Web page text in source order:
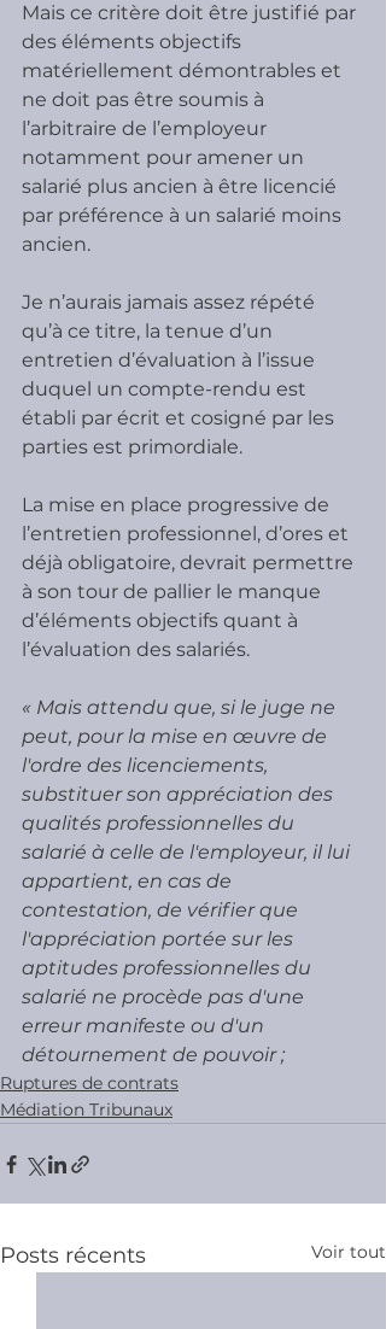
Mais ce critère doit être justifié par
des éléments objectifs
matériellement démontrables et
ne doit pas être soumis à
l’arbitraire de l’employeur
notamment pour amener un
salarié plus ancien à être licencié
par préférence à un salarié moins
ancien.
Je n’aurais jamais assez répété
qu’à ce titre, la tenue d’un
entretien d’évaluation à l’issue
duquel un compte-rendu est
établi par écrit et cosigné par les
parties est primordiale.
La mise en place progressive de
l’entretien professionnel, d’ores et
déjà obligatoire, devrait permettre
à son tour de pallier le manque
d’éléments objectifs quant à
l’évaluation des salariés.
« Mais attendu que, si le juge ne
peut, pour la mise en œuvre de
l'ordre des licenciements,
substituer son appréciation des
qualités professionnelles du
salarié à celle de l'employeur, il lui
appartient, en cas de
contestation, de vérifier que
l'appréciation portée sur les
aptitudes professionnelles du
salarié ne procède pas d'une
erreur manifeste ou d'un
détournement de pouvoir ;
Ruptures de contrats
Médiation Tribunaux
Posts récents Voir tout